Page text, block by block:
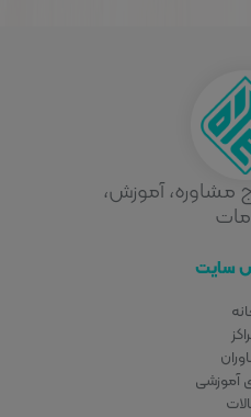
مشاوره، آموزش،
سایت
آموزشی